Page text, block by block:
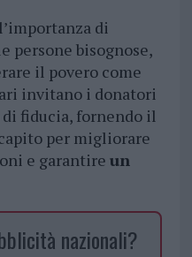
di
persone bisognose,
il povero come
invitano i donatori
fiducia, fornendo il
per migliorare
e garantire un
nazionali?